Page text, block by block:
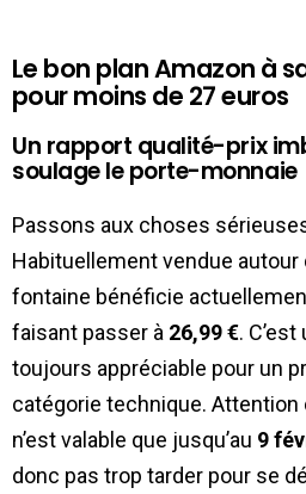
Le bon plan Amazon à
pour moins de 27 euros
Un rapport qualité-prix
soulage le porte-monnaie
Passons aux choses
Habituellement vendue autour
fontaine bénéficie
faisant passer à 26,99 €.
toujours appréciable pour un
catégorie technique.
n’est valable que jusqu’au 9
donc pas trop tarder pour se